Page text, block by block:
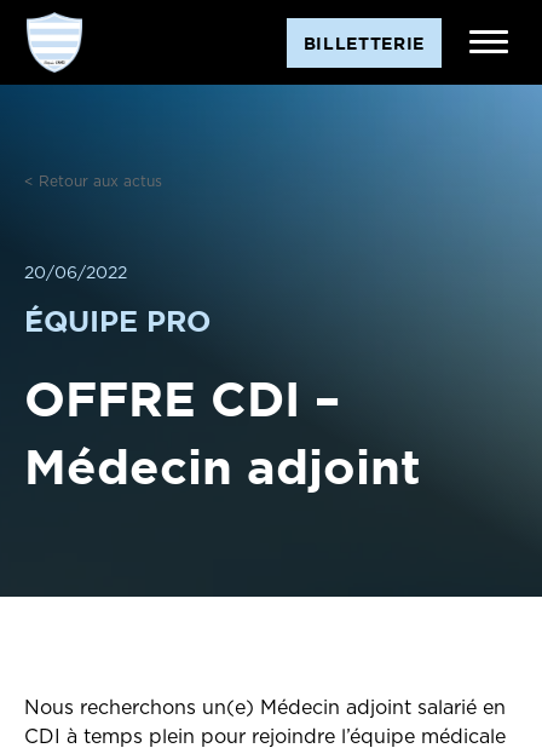
Aller
contenu
BILLETTERIE
< Retour aux actus
20/06/2022
ÉQUIPE PRO
OFFRE CDI –
Médecin adjoint
Nous recherchons un(e) Médecin adjoint salarié en
CDI à temps plein pour rejoindre l’équipe médicale